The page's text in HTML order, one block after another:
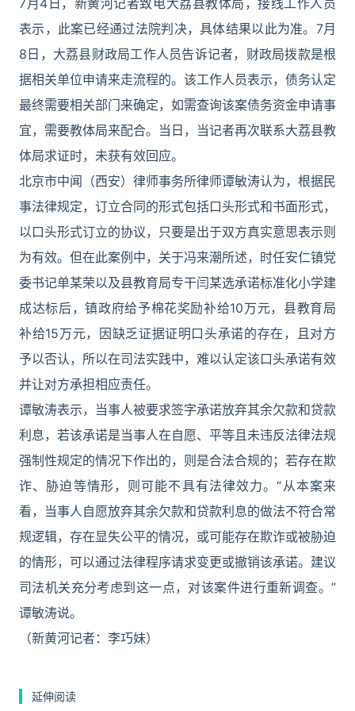
7月4日，新黄河记者致电大荔县教体局，接线工作人员
表示，此案已经通过法院判决，具体结果以此为准。7月
8日，大荔县财政局工作人员告诉记者，财政局拨款是根
据相关单位申请来走流程的。该工作人员表示，债务认定
最终需要相关部门来确定，如需查询该案债务资金申请事
宜，需要教体局来配合。当日，当记者再次联系大荔县教
体局求证时，未获有效回应。
北京市中闻（西安）律师事务所律师谭敏涛认为，根据民
事法律规定，订立合同的形式包括口头形式和书面形式，
以口头形式订立的协议，只要是出于双方真实意思表示则
为有效。但在此案例中，关于冯来潮所述，时任安仁镇党
委书记单某荣以及县教育局专干闫某选承诺标准化小学建
成达标后，镇政府给予棉花奖励补给10万元，县教育局
补给15万元，因缺乏证据证明口头承诺的存在，且对方
予以否认，所以在司法实践中，难以认定该口头承诺有效
并让对方承担相应责任。
谭敏涛表示，当事人被要求签字承诺放弃其余欠款和贷款
利息，若该承诺是当事人在自愿、平等且未违反法律法规
强制性规定的情况下作出的，则是合法合规的；若存在欺
诈、胁迫等情形，则可能不具有法律效力。“从本案来
看，当事人自愿放弃其余欠款和贷款利息的做法不符合常
规逻辑，存在显失公平的情况，或可能存在欺诈或被胁迫
的情形，可以通过法律程序请求变更或撤销该承诺。建议
司法机关充分考虑到这一点，对该案件进行重新调查。”
谭敏涛说。
（新黄河记者：李巧妹）
延伸阅读